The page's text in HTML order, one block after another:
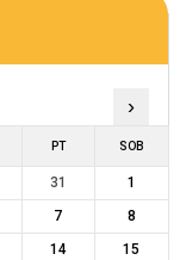
›
PT SOB
31
1
7
8
14
15